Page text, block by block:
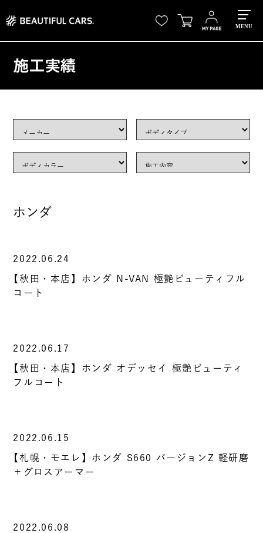
MENU
施工実績
ホンダ
2022.06.24
【秋田・本店】ホンダ N-VAN 極艶ビューティフル
コート
2022.06.17
【秋田・本店】ホンダ オデッセイ 極艶ビューティ
フルコート
2022.06.15
【札幌・モエレ】ホンダ S660 バージョンZ 軽研磨
＋グロスアーマー
2022.06.08